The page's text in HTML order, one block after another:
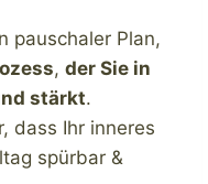
pauschaler Plan,
,der Sie in
stärkt.
dass Ihr inneres
spürbar &